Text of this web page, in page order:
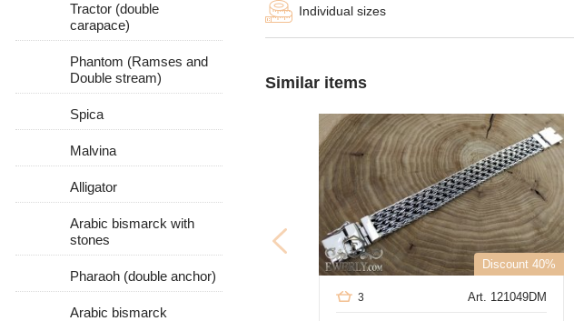
Tractor (double
carapace)
Phantom (Ramses and
Double stream)
Spica
Malvina
Alligator
Arabic bismarck with
stones
Pharaoh (double anchor)
Arabic bismarck
Individual sizes
Similar items
Discount 40%
Art. 121049DM
3